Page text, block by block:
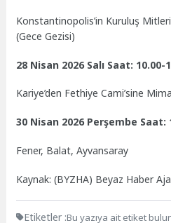
Konstantinopolis’in Kuruluş
(Gece Gezisi)
28 Nisan 2026 Salı Saat: 10.00-
Kariye’den Fethiye Cami’sine
30 Nisan 2026 Perşembe Saat:
Fener, Balat, Ayvansaray
Kaynak: (BYZHA) Beyaz Haber
Etiketler :Bu yazıya ait etiket